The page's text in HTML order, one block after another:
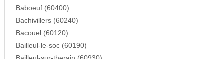
Baboeuf (60400)
Bachivillers (60240)
Bacouel (60120)
Bailleul-le-soc (60190)